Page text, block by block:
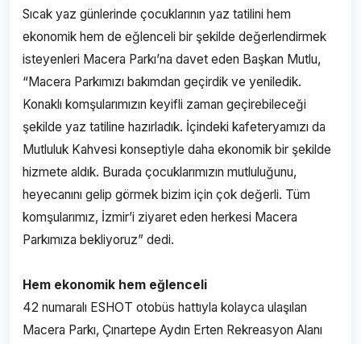
Sıcak yaz günlerinde çocuklarının yaz tatilini hem
ekonomik hem de eğlenceli bir şekilde değerlendirmek
isteyenleri Macera Parkı’na davet eden Başkan Mutlu,
“Macera Parkımızı bakımdan geçirdik ve yeniledik.
Konaklı komşularımızın keyifli zaman geçirebileceği
şekilde yaz tatiline hazırladık. İçindeki kafeteryamızı da
Mutluluk Kahvesi konseptiyle daha ekonomik bir şekilde
hizmete aldık. Burada çocuklarımızın mutluluğunu,
heyecanını gelip görmek bizim için çok değerli. Tüm
komşularımız, İzmir’i ziyaret eden herkesi Macera
Parkımıza bekliyoruz” dedi.
Hem ekonomik hem eğlenceli
42 numaralı ESHOT otobüs hattıyla kolayca ulaşılan
Macera Parkı, Çınartepe Aydın Erten Rekreasyon Alanı